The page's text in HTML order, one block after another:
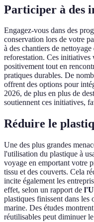
Participer à des
Engagez-vous dans des
conservation lors de votre
à des chantiers de
reforestation. Ces initiatives
positivement tout en
pratiques durables. De
offrent des options pour
2026, de plus en plus de
soutiennent ces initiatives,
Réduire le
Une des plus grandes
l'utilisation du plastique à
voyage en emportant votre
tissu et des couverts. Cela
incite également les
effet, selon un rapport de
plastiques finissent dans les
marine. Des études
réutilisables peut diminuer